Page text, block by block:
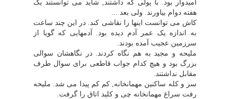
امیدوار بود. با پولى که داشتند, شاید مى توانستند یک
هفته دوام بیاورند. ولى بعد ...
کاش مى توانست اینها را نقاشى کند. در این چند ساعت
به اندازه یک عمر آدم دیده بود. آدمهایى که گویا از
سرزمین عجیب آمده بودند.
ملیحه و مجید به هم نگاه کردند. در نگاهشان سوالى
بزرگ بود و هیچ کدام جواب قاطعى براى سوال طرف
مقابل نداشتند.
سر و کله ساکنین مهمانخانه, کم کم پیدا مى شد. ملیحه
رفت سراغ مهمانخانه چى و کلید اتاق را گرفت.